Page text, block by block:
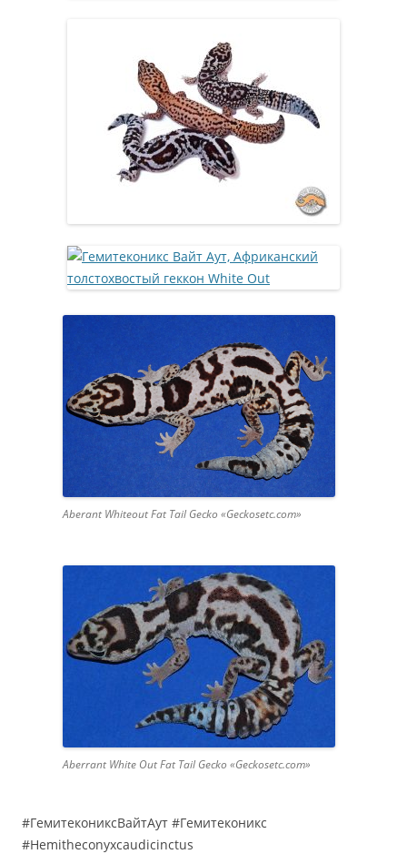
Aberant Whiteout Fat Tail Gecko «Geckosetc.com»
Aberrant White Out Fat Tail Gecko «Geckosetc.com»
#ГемитекониксВайтАут #Гемитеконикс
#Hemitheconyxcaudicinctus